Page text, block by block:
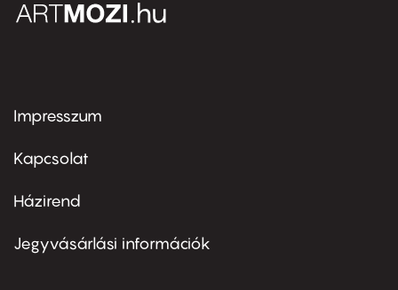
Footer
first
Impresszum
Kapcsolat
Footer
second
Házirend
Jegyvásárlási információk